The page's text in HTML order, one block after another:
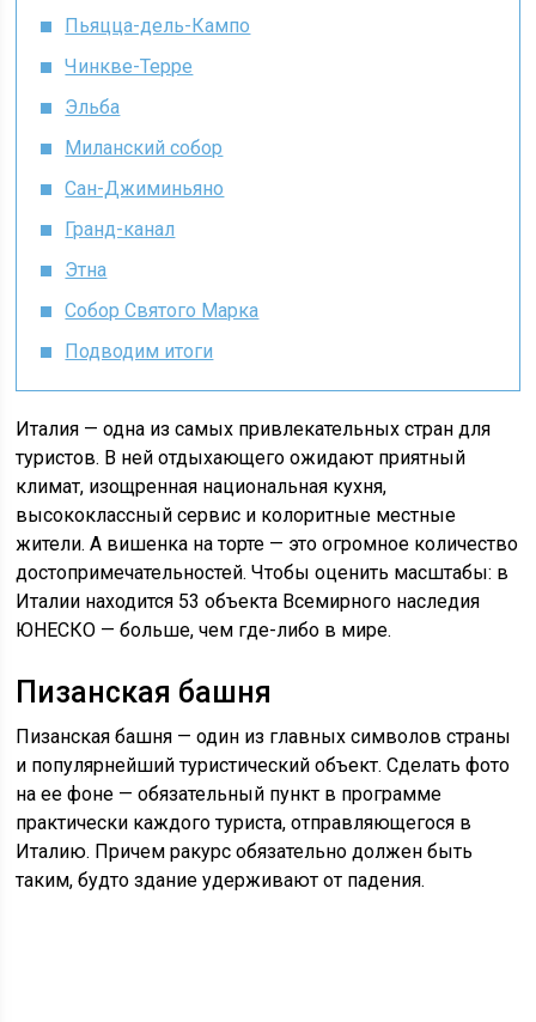
Пьяцца-дель-Кампо
Чинкве-Терре
Эльба
Миланский собор
Сан-Джиминьяно
Гранд-канал
Этна
Собор Святого Марка
Подводим итоги
Италия — одна из самых привлекательных стран для
туристов. В ней отдыхающего ожидают приятный
климат, изощренная национальная кухня,
высококлассный сервис и колоритные местные
жители. А вишенка на торте — это огромное количество
достопримечательностей. Чтобы оценить масштабы: в
Италии находится 53 объекта Всемирного наследия
ЮНЕСКО — больше, чем где-либо в мире.
Пизанская башня
Пизанская башня — один из главных символов страны
и популярнейший туристический объект. Сделать фото
на ее фоне — обязательный пункт в программе
практически каждого туриста, отправляющегося в
Италию. Причем ракурс обязательно должен быть
таким, будто здание удерживают от падения.